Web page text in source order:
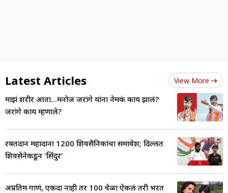
Latest Articles View More
माझं शरीर आता...मनोज जरांगे यांना नेमकं काय झालं?
जरांगे काय म्हणाले?
रक्तदान महादान! 1200 शिवसैनिकांचा समावेश; दिल्लीत
शिवसेनेकडून 'सिंदुर'
अप्रतिम गाणं, एकदा नाही तर 100 वेळा ऐकलं तरी भरत